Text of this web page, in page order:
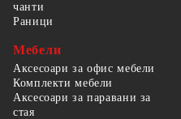
чанти
Раници
Мебели
Аксесоари за офис мебели
Комплекти мебели
Аксесоари за паравани за
стая